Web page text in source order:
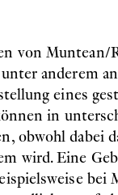
von Muntean/
anderem
eines
in
obwohl dabei
wird. Eine
bei